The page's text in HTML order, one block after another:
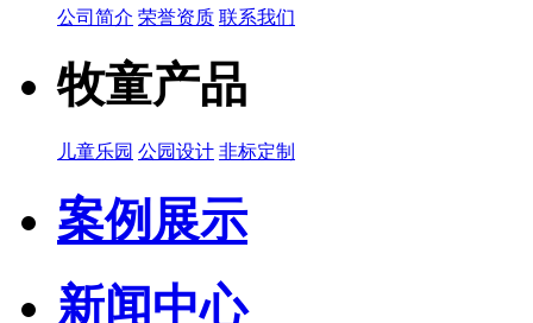
公司简介 荣誉资质 联系我们
牧童产品
儿童乐园 公园设计 非标定制
案例展示
新闻中心